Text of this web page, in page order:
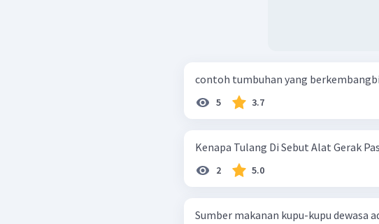
contoh tumbuhan yang
5 3.7
Kenapa Tulang Di Sebut Alat Gerak
2 5.0
Sumber makanan kupu-kupu dewasa adalah ... a. biji-bijian b.